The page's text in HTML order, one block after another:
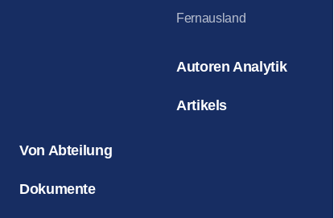
Fernausland
Autoren Analytik
Artikels
Von Abteilung
Dokumente